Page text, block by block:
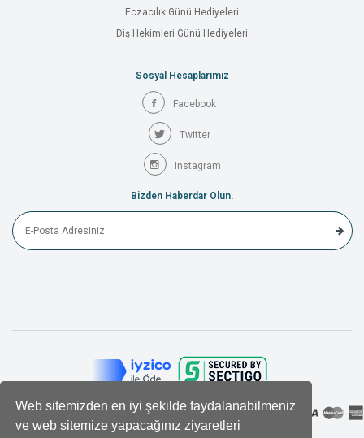
Web sitemizden en iyi şekilde faydalanabilmeniz
ve web sitemize yapacağınız ziyaretleri
Eczacılık Günü Hediyeleri
Diş Hekimleri Günü Hediyeleri
Sosyal Hesaplarımız
Facebook
Twitter
Instagram
Bizden Haberdar Olun.